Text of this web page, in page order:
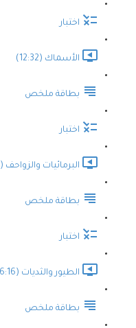
اختبار
الأسماك (12:32)
بطاقة ملخص
اختبار
البرمائيات والزواحف (15:22)
بطاقة ملخص
اختبار
الطيور والثديات (16:16)
بطاقة ملخص